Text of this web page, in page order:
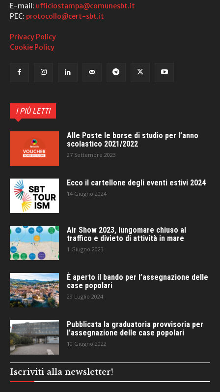
E-mail: ufficiostampa@comunesbt.it
PEC: protocollo@cert-sbt.it
Privacy Policy
Cookie Policy
I PIÙ LETTI
Alle Poste le borse di studio per l’anno
scolastico 2021/2022
27 Settembre 2023
Ecco il cartellone degli eventi estivi 2024
14 Giugno 2024
Air Show 2023, lungomare chiuso al
traffico e divieto di attività in mare
1 Giugno 2023
È aperto il bando per l’assegnazione delle
case popolari
29 Luglio 2024
Pubblicata la graduatoria provvisoria per
l’assegnazione delle case popolari
10 Giugno 2022
Iscriviti alla newsletter!